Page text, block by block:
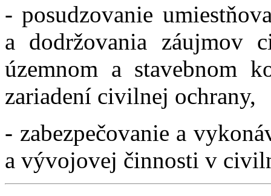
- posudzovanie
a dodržovania záujmov
územnom a stavebnom
zariadení civilnej ochrany,
- zabezpečovanie a
a vývojovej činnosti v